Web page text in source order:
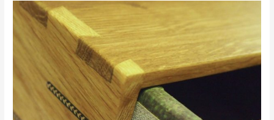
en
platenkoffers